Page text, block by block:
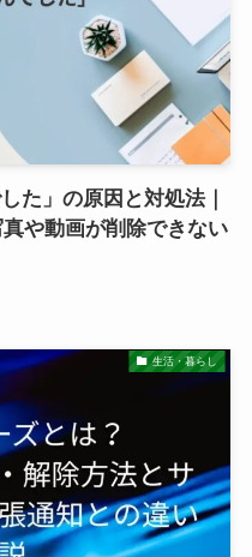
た」の原因と対処法｜
や動画が削除できない
生活・暮らし